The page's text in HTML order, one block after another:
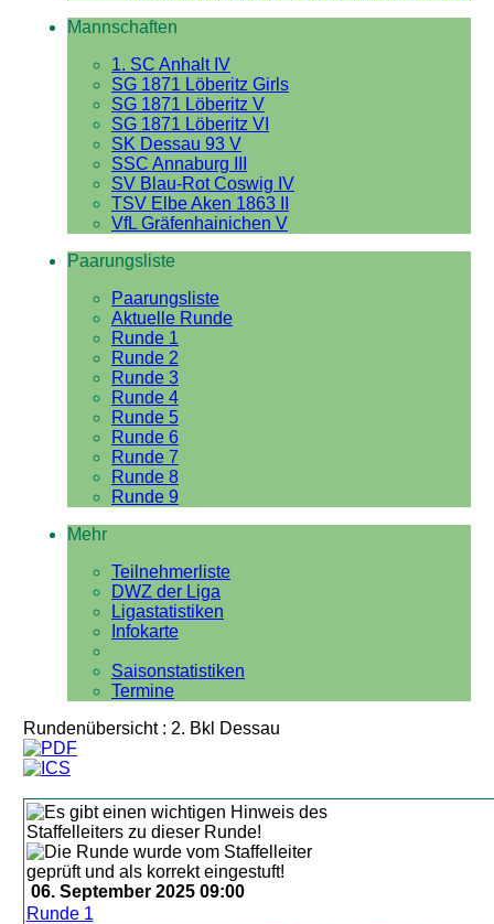
Mannschaften
1. SC Anhalt IV
SG 1871 Löberitz Girls
SG 1871 Löberitz V
SG 1871 Löberitz VI
SK Dessau 93 V
SSC Annaburg III
SV Blau-Rot Coswig IV
TSV Elbe Aken 1863 II
VfL Gräfenhainichen V
Paarungsliste
Paarungsliste
Aktuelle Runde
Runde 1
Runde 2
Runde 3
Runde 4
Runde 5
Runde 6
Runde 7
Runde 8
Runde 9
Mehr
Teilnehmerliste
DWZ der Liga
Ligastatistiken
Infokarte
Saisonstatistiken
Termine
Rundenübersicht : 2. Bkl Dessau
06. September 2025 09:00
Runde 1